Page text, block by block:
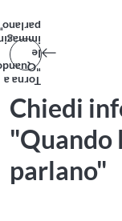
Torna a
le
Chiedi
"Quando
parlano"